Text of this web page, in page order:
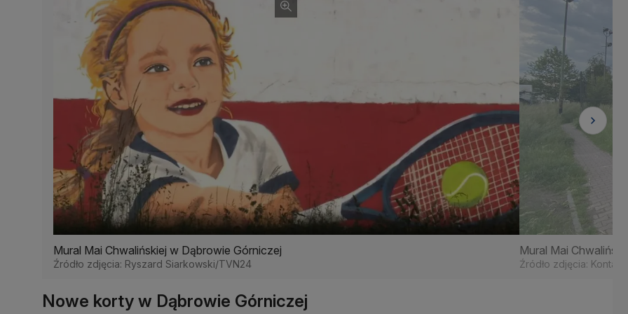
Mural Mai Chwalińskiej w Dąbrowie Górniczej
Źródło zdjęcia: Ryszard Siarkowski/TVN24
Mural Mai
Źródło zdjęcia:
Nowe korty w Dąbrowie Górniczej